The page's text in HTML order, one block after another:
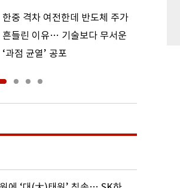
한중 격차 여전한데 반도체 주가
흔들린 이유… 기술보다 무서운
‘과점 균열’ 공포